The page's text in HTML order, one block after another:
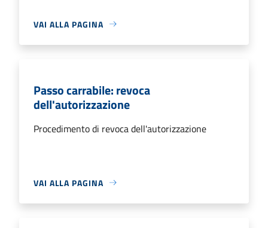
VAI ALLA PAGINA
Passo carrabile: revoca
dell'autorizzazione
Procedimento di revoca dell'autorizzazione
VAI ALLA PAGINA